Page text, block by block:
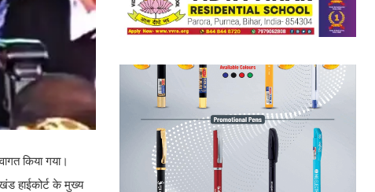
किया गया।
हाईकोर्ट के मुख्य